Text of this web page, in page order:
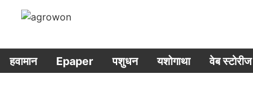
हवामान Epaper पशुधन यशोगाथा वेब स्टोरीज